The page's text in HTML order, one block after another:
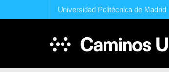
Universidad Politécnica de Madrid